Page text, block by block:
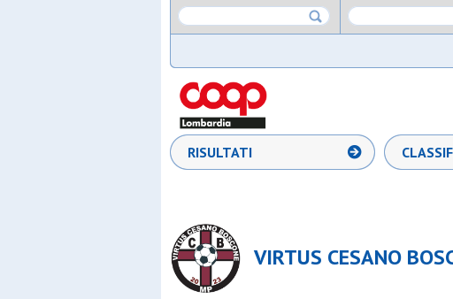
RISULTATI
VIRTUS CESANO